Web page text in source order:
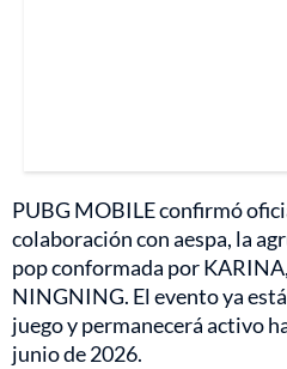
PUBG MOBILE confirmó
colaboración con aespa, la
pop conformada por
NINGNING. El evento ya
juego y permanecerá activo
junio de 2026.